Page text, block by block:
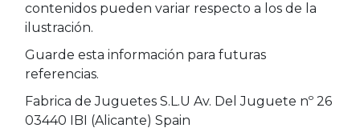
contenidos pueden variar respecto a los de la
ilustración.
Guarde esta información para futuras
referencias.
Fabrica de Juguetes S.L.U Av. Del Juguete nº 26
03440 IBI (Alicante) Spain